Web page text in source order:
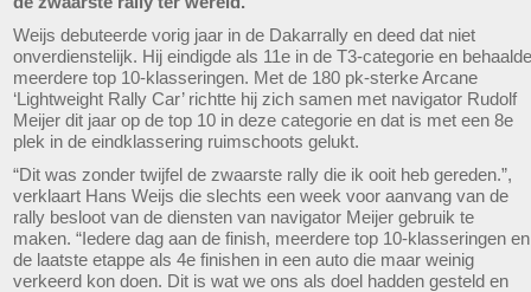
Weijs debuteerde vorig jaar in de Dakarrally en deed dat niet
onverdienstelijk. Hij eindigde als 11e in de T3-categorie en behaalde
meerdere top 10-klasseringen. Met de 180 pk-sterke Arcane
‘Lightweight Rally Car’ richtte hij zich samen met navigator Rudolf
Meijer dit jaar op de top 10 in deze categorie en dat is met een 8e
plek in de eindklassering ruimschoots gelukt.
“Dit was zonder twijfel de zwaarste rally die ik ooit heb gereden.”,
verklaart Hans Weijs die slechts een week voor aanvang van de
rally besloot van de diensten van navigator Meijer gebruik te
maken. “Iedere dag aan de finish, meerdere top 10-klasseringen en
de laatste etappe als 4e finishen in een auto die maar weinig
verkeerd kon doen. Dit is wat we ons als doel hadden gesteld en